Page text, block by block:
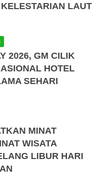
LAUT
2026, GM CILIK
HOTEL
SEHARI
MINAT
WISATA
LIBUR HARI